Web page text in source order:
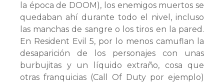
la época de DOOM), los enemigos muertos se
quedaban ahí durante todo el nivel, incluso
las manchas de sangre o los tiros en la pared.
En Resident Evil 5, por lo menos camuflan la
desaparición de los personajes con unas
burbujitas y un líquido extraño, cosa que
otras franquicias (Call Of Duty por ejemplo)